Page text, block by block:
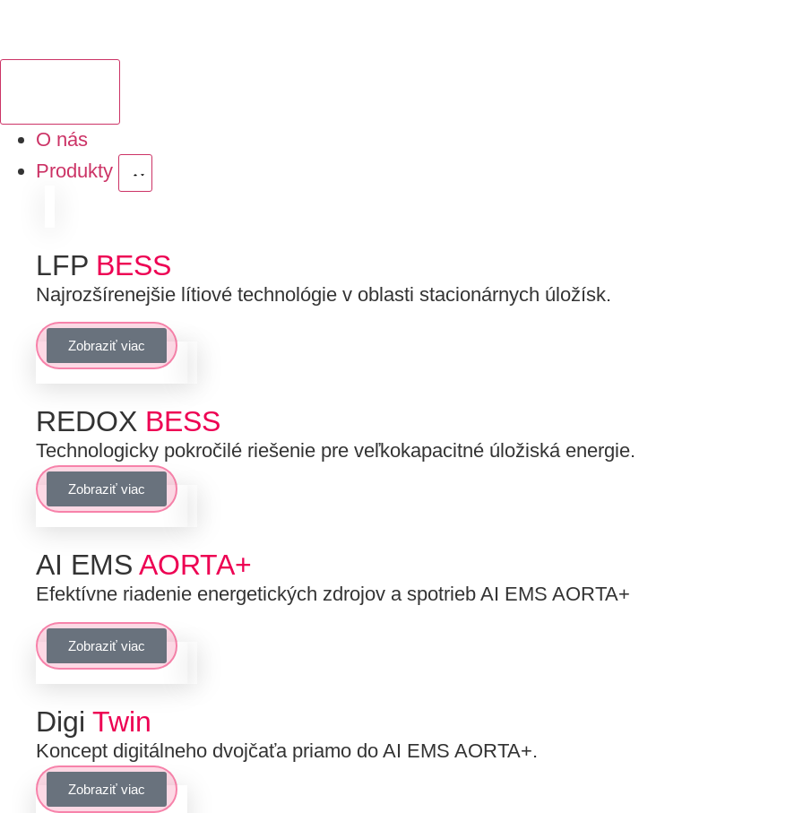
O nás
Produkty
LFP BESS
Najrozšírenejšie lítiové technológie v oblasti stacionárnych úložísk.
Zobraziť viac
REDOX BESS
Technologicky pokročilé riešenie pre veľkokapacitné úložiská energie.
Zobraziť viac
AI EMS AORTA+
Efektívne riadenie energetických zdrojov a spotrieb AI EMS AORTA+
Zobraziť viac
Digi Twin
Koncept digitálneho dvojčaťa priamo do AI EMS AORTA+.
Zobraziť viac